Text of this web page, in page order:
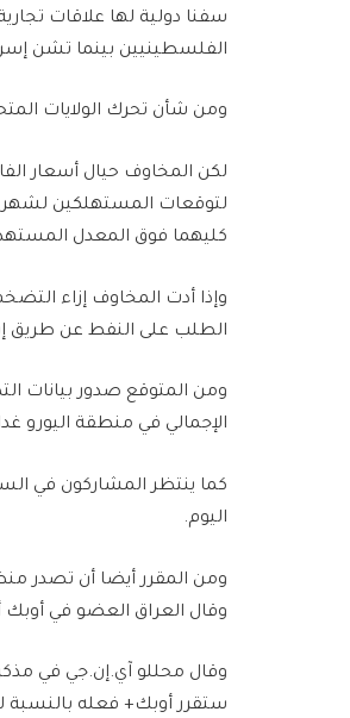
سفنا دولية لها علاقات
الفلسطينيين بينما تشن
ومن شأن تحرك الولايات
لكن المخاوف حيال أسعار
لتوقعات المستهلكين لشهر
كليهما فوق المعدل
وإذا أدت المخاوف إزاء
الطلب على النفط عن طريق
ومن المتوقع صدور بيانات
الإجمالي في منطقة اليورو غدا
كما ينتظر المشاركون في
اليوم.
ومن المقرر أيضا أن تصدر
وقال العراق العضو في أوبك
وقال محللو آي.إن.جي في مذكرة
ستقرر أوبك+ فعله بالنسبة